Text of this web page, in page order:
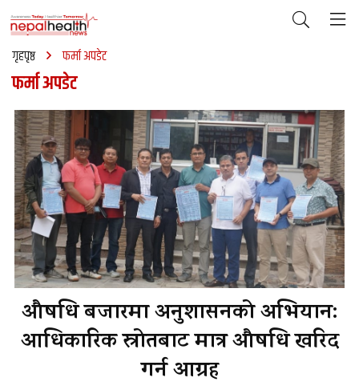
गृहपृष्ठ फर्मा अपडेट
फर्मा अपडेट
औषधि बजारमा अनुशासनको अभियान:
आधिकारिक स्रोतबाट मात्र औषधि खरिद
गर्न आग्रह